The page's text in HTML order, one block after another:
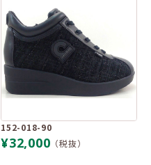
152-018-90
¥32,000 （税抜）